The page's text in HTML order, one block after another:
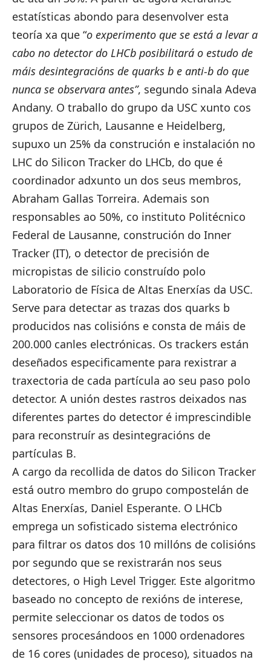
estatísticas abondo para desenvolver esta
teoría xa que “o experimento que se está a levar a
cabo no detector do LHCb posibilitará o estudo de
máis desintegracións de quarks b e anti-b do que
nunca se observara antes”, segundo sinala Adeva
Andany. O traballo do grupo da USC xunto cos
grupos de Zürich, Lausanne e Heidelberg,
supuxo un 25% da construción e instalación no
LHC do Silicon Tracker do LHCb, do que é
coordinador adxunto un dos seus membros,
Abraham Gallas Torreira. Ademais son
responsables ao 50%, co instituto Politécnico
Federal de Lausanne, construción do Inner
Tracker (IT), o detector de precisión de
micropistas de silicio construído polo
Laboratorio de Física de Altas Enerxías da USC.
Serve para detectar as trazas dos quarks b
producidos nas colisións e consta de máis de
200.000 canles electrónicas. Os trackers están
deseñados especificamente para rexistrar a
traxectoria de cada partícula ao seu paso polo
detector. A unión destes rastros deixados nas
diferentes partes do detector é imprescindible
para reconstruír as desintegracións de
partículas B.
A cargo da recollida de datos do Silicon Tracker
está outro membro do grupo compostelán de
Altas Enerxías, Daniel Esperante. O LHCb
emprega un sofisticado sistema electrónico
para filtrar os datos dos 10 millóns de colisións
por segundo que se rexistrarán nos seus
detectores, o High Level Trigger. Este algoritmo
baseado no concepto de rexións de interese,
permite seleccionar os datos de todos os
sensores procesándoos en 1000 ordenadores
de 16 cores (unidades de proceso), situados na